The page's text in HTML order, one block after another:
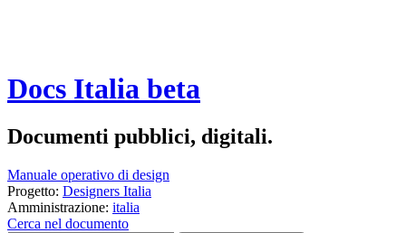
Docs Italia beta
Documenti pubblici, digitali.
Manuale operativo di design
Progetto: Designers Italia
Amministrazione: italia
Cerca nel documento